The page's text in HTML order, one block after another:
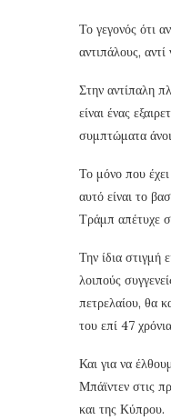
Το γεγονός ότι
αντιπάλους,
Στην αντίπαλη
είναι ένας
συμπτώματα
Το μόνο που
αυτό είναι το
Τράμπ απέτυχε
Την ίδια στιγμή
λοιπούς
πετρελαίου, θα
του επί 47
Και για να
Μπάϊντεν στις
και της Κύπρου.